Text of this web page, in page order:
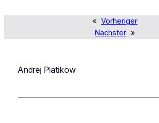
« Vorheriger
Nächster »
Andrej Platikow